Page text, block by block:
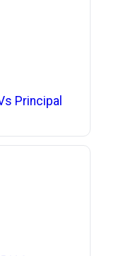
Principal